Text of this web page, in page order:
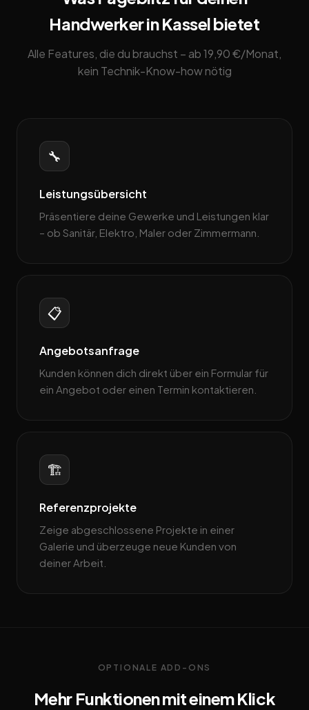
Handwerker in Kassel bietet
Alle Features, die du brauchst – ab 19,90 €/Monat,
kein Technik-Know-how nötig
🔧
Leistungsübersicht
Präsentiere deine Gewerke und Leistungen klar
– ob Sanitär, Elektro, Maler oder Zimmermann.
📋
Angebotsanfrage
Kunden können dich direkt über ein Formular für
ein Angebot oder einen Termin kontaktieren.
🏗️
Referenzprojekte
Zeige abgeschlossene Projekte in einer
Galerie und überzeuge neue Kunden von
deiner Arbeit.
OPTIONALE ADD-ONS
Mehr Funktionen mit einem Klick